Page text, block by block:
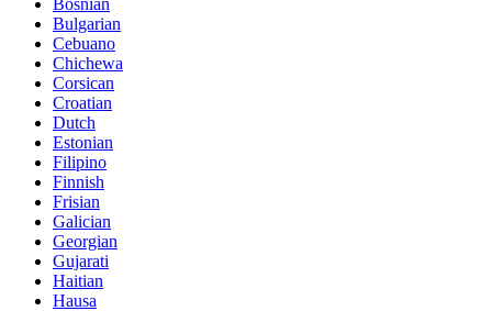
Bosnian
Bulgarian
Cebuano
Chichewa
Corsican
Croatian
Dutch
Estonian
Filipino
Finnish
Frisian
Galician
Georgian
Gujarati
Haitian
Hausa